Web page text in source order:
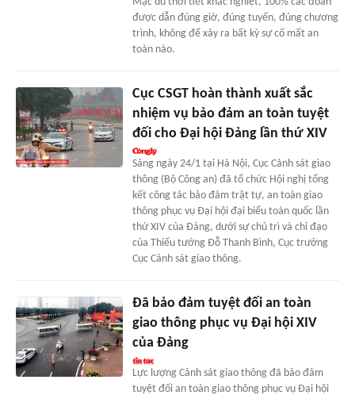
được dẫn đúng giờ, đúng tuyến, đúng chương
trình, không để xảy ra bất kỳ sự cố mất an
toàn nào.
Cục CSGT hoàn thành xuất sắc
nhiệm vụ bảo đảm an toàn tuyệt
đối cho Đại hội Đảng lần thứ XIV
Sáng ngày 24/1 tại Hà Nội, Cục Cảnh sát giao
thông (Bộ Công an) đã tổ chức Hội nghị tổng
kết công tác bảo đảm trật tự, an toàn giao
thông phục vụ Đại hội đại biểu toàn quốc lần
thứ XIV của Đảng, dưới sự chủ trì và chỉ đạo
của Thiếu tướng Đỗ Thanh Bình, Cục trưởng
Cục Cảnh sát giao thông.
Đã bảo đảm tuyệt đối an toàn
giao thông phục vụ Đại hội XIV
của Đảng
Lực lượng Cảnh sát giao thông đã bảo đảm
tuyệt đối an toàn giao thông phục vụ Đại hội